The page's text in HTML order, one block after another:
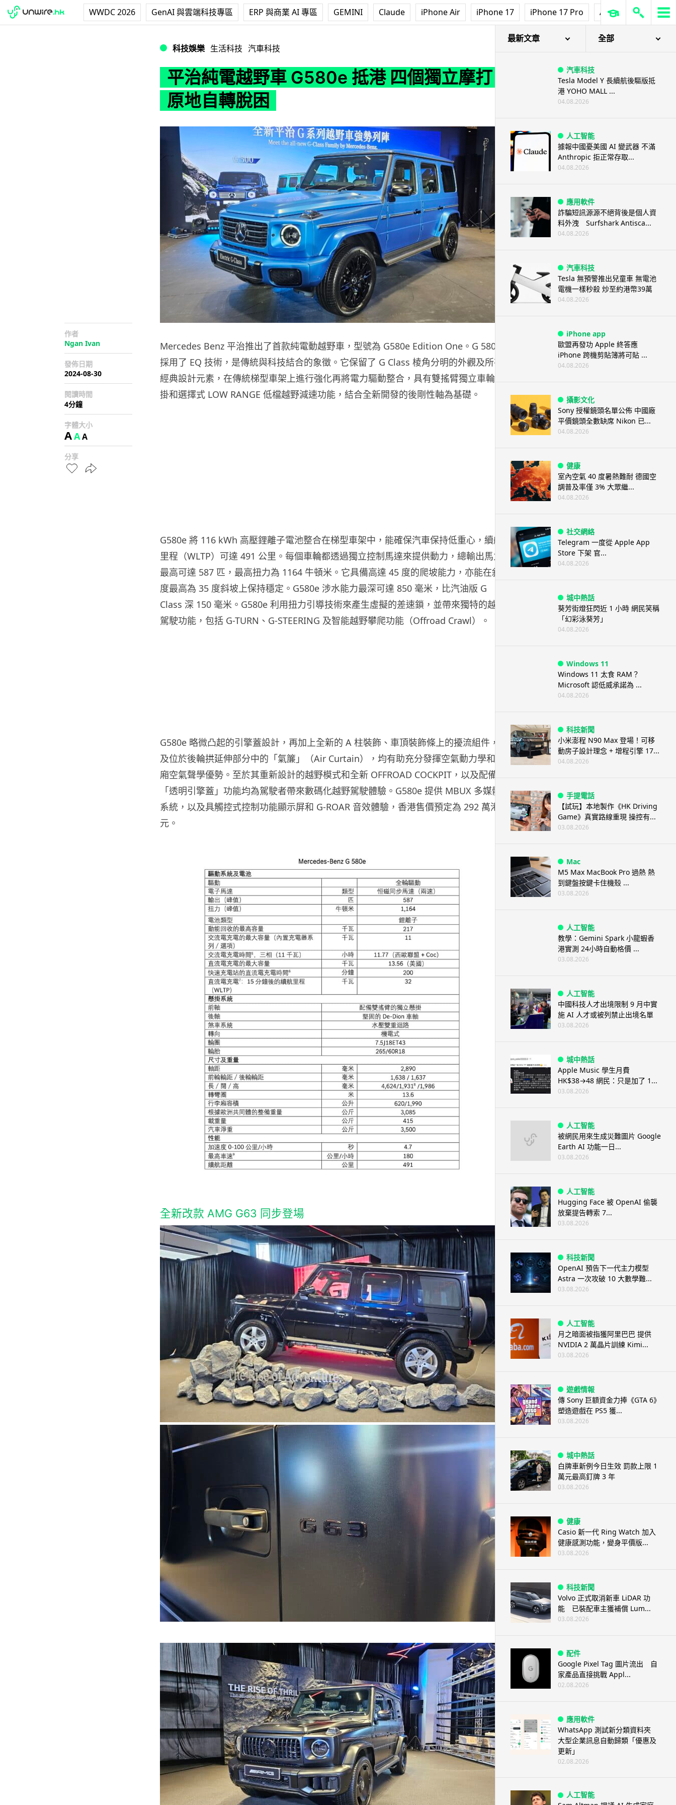
WWDC 2026 GenAI 與雲端科技專區 ERP 與商業 AI 專區 GEMINI Claude iPhone Air iPhone 17 iPhone 17 Pro AirPods Pro 3
科技娛樂 生活科技 汽車科技
平治純電越野車 G580e 抵港 四個獨立摩打 +
原地自轉脫困
作者
Ngan Ivan
發佈日期
2024-08-30
閱讀時間
4分鐘
字體大小
AAA
分享
Mercedes Benz 平治推出了首款純電動越野車，型號為 G580e Edition One。G 580e
採用了 EQ 技術，是傳統與科技結合的象徵。它保留了 G Class 棱角分明的外觀及所有
經典設計元素，在傳統梯型車架上進行強化再將電力驅動整合，具有雙搖臂獨立車輪懸
掛和選擇式 LOW RANGE 低檔越野減速功能，結合全新開發的後剛性軸為基礎。
G580e 將 116 kWh 高壓鋰離子電池整合在梯型車架中，能確保汽車保持低重心，續航
里程（WLTP）可達 491 公里。每個車輪都透過獨立控制馬達來提供動力，總輸出馬力
最高可達 587 匹，最高扭力為 1164 牛頓米。它具備高達 45 度的爬坡能力，亦能在斜
度最高為 35 度斜坡上保持穩定。G580e 涉水能力最深可達 850 毫米，比汽油版 G
Class 深 150 毫米。G580e 利用扭力引導技術來產生虛擬的差速鎖，並帶來獨特的越野
駕駛功能，包括 G-TURN、G-STEERING 及智能越野攀爬功能（Offroad Crawl）。
G580e 略微凸起的引擎蓋設計，再加上全新的 A 柱裝飾、車頂裝飾條上的擾流組件，以
及位於後輪拱延伸部分中的「氣簾」（Air Curtain），均有助充分發揮空氣動力學和車
廂空氣聲學優勢。至於其重新設計的越野模式和全新 OFFROAD COCKPIT，以及配備
「透明引擎蓋」功能均為駕駛者帶來數碼化越野駕駛體驗。G580e 提供 MBUX 多媒體
系統，以及具觸控式控制功能顯示屏和 G-ROAR 音效體驗，香港售價預定為 292 萬港
元。
全新改款 AMG G63 同步登場
最新文章 全部
汽車科技
Tesla Model Y 長續航後驅版抵
港 YOHO MALL ...
04.08.2026
人工智能
據報中國憂美國 AI 變武器 不滿
Anthropic 拒正常存取...
04.08.2026
應用軟件
詐騙短訊源源不絕背後是個人資
料外洩 Surfshark Antisca...
04.08.2026
汽車科技
Tesla 無預警推出兒童車 無電池
電機一樣秒殺 炒至約港幣39萬
04.08.2026
iPhone app
歐盟再發功 Apple 終答應
iPhone 跨機剪貼簿將可貼 ...
04.08.2026
攝影文化
Sony 授權鏡頭名單公佈 中國廠
平價鏡頭全數缺席 Nikon 已...
04.08.2026
健康
室內空氣 40 度暑熱難耐 德國空
調普及率僅 3% 大眾繼...
04.08.2026
社交網絡
Telegram 一度從 Apple App
Store 下架 官...
04.08.2026
城中熱話
葵芳街燈狂閃近 1 小時 網民笑稱
「幻彩泳葵芳」
04.08.2026
Windows 11
Windows 11 太食 RAM？
Microsoft 認低威承諾為 ...
04.08.2026
科技新聞
小米澎程 N90 Max 登場！可移
動房子設計理念 + 增程引擎 17...
04.08.2026
手提電話
【試玩】本地製作《HK Driving
Game》真實路線重現 操控有...
03.08.2026
Mac
M5 Max MacBook Pro 過熱 熱
到鍵盤按鍵卡住機殼 ...
03.08.2026
人工智能
教學：Gemini Spark 小龍蝦香
港實測 24小時自動格價 ...
03.08.2026
人工智能
中國科技人才出境限制 9 月中實
施 AI 人才或被列禁止出境名單
03.08.2026
城中熱話
Apple Music 學生月費
HK$38→48 網民：只是加了 1...
03.08.2026
人工智能
被網民用來生成災難圖片 Google
Earth AI 功能一日...
03.08.2026
人工智能
Hugging Face 被 OpenAI 偷襲
放棄提告轉索 7...
03.08.2026
科技新聞
OpenAI 預告下一代主力模型
Astra 一次攻破 10 大數學難...
03.08.2026
人工智能
月之暗面被指獲阿里巴巴 提供
NVIDIA 2 萬晶片訓練 Kimi...
03.08.2026
遊戲情報
傳 Sony 巨額資金力捧《GTA 6》
塑造遊戲在 PS5 獲...
03.08.2026
城中熱話
白牌車新例今日生效 罰款上限 1
萬元最高釘牌 3 年
03.08.2026
健康
Casio 新一代 Ring Watch 加入
健康感測功能，變身平價版...
03.08.2026
科技新聞
Volvo 正式取消新車 LiDAR 功
能 已裝配車主獲補償 Lum...
03.08.2026
配件
Google Pixel Tag 圖片流出 自
家產品直接挑戰 Appl...
02.08.2026
應用軟件
WhatsApp 測試新分類資料夾
大型企業訊息自動歸類「優惠及
更新」
02.08.2026
人工智能